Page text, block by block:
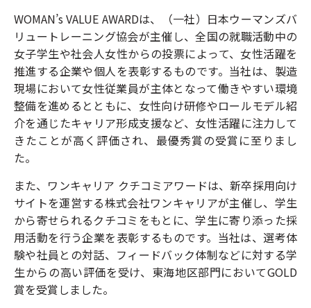
WOMAN’s VALUE AWARDは、（一社）日本ウーマンズバ
リュートレーニング協会が主催し、全国の就職活動中の
女子学生や社会人女性からの投票によって、女性活躍を
推進する企業や個人を表彰するものです。当社は、製造
現場において女性従業員が主体となって働きやすい環境
整備を進めるとともに、女性向け研修やロールモデル紹
介を通じたキャリア形成支援など、女性活躍に注力して
きたことが高く評価され、最優秀賞の受賞に至りまし
た。
また、ワンキャリア クチコミアワードは、新卒採用向け
サイトを運営する株式会社ワンキャリアが主催し、学生
から寄せられるクチコミをもとに、学生に寄り添った採
用活動を行う企業を表彰するものです。当社は、選考体
験や社員との対話、フィードバック体制などに対する学
生からの高い評価を受け、東海地区部門においてGOLD
賞を受賞しました。